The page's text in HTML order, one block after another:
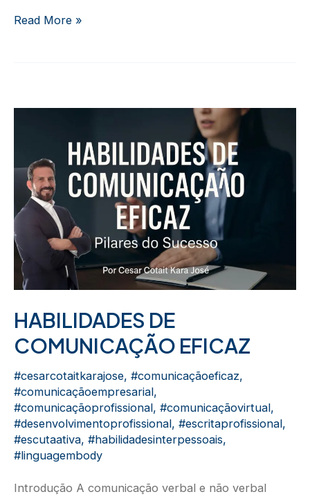
ADMINISTRAÇÃO
Read More »
HABILIDADES DE
COMUNICAÇÃO EFICAZ
#cesarcotaitkarajose, #comunicaçãoeficaz,
#comunicaçãoempresarial,
#comunicaçãoprofissional, #comunicaçãovirtual,
#desenvolvimentoprofissional, #escritaprofissional,
#escutaativa, #habilidadesinterpessoais,
#linguagembody
Introdução A comunicação verbal e não verbal